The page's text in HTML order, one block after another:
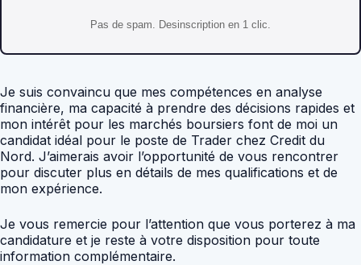
Pas de spam. Desinscription en 1 clic.
Je suis convaincu que mes compétences en analyse
financière, ma capacité à prendre des décisions rapides et
mon intérêt pour les marchés boursiers font de moi un
candidat idéal pour le poste de Trader chez Credit du
Nord. J’aimerais avoir l’opportunité de vous rencontrer
pour discuter plus en détails de mes qualifications et de
mon expérience.
Je vous remercie pour l’attention que vous porterez à ma
candidature et je reste à votre disposition pour toute
information complémentaire.